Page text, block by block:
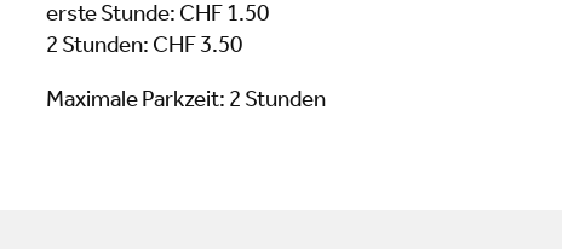
erste Stunde: CHF 1.50
2 Stunden: CHF 3.50
Maximale Parkzeit: 2 Stunden